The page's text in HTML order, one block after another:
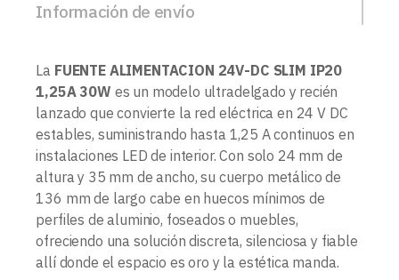
Información de envío
La FUENTE ALIMENTACION 24V-DC SLIM IP20
1,25A 30W es un modelo ultradelgado y recién
lanzado que convierte la red eléctrica en 24 V DC
estables, suministrando hasta 1,25 A continuos en
instalaciones LED de interior. Con solo 24 mm de
altura y 35 mm de ancho, su cuerpo metálico de
136 mm de largo cabe en huecos mínimos de
perfiles de aluminio, foseados o muebles,
ofreciendo una solución discreta, silenciosa y fiable
allí donde el espacio es oro y la estética manda.